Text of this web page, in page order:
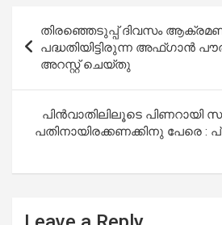
navigation
തിരഞ്ഞെടുപ്പ് ദിവസം
പദ്ധതിയിട്ടിരുന്ന അഫ്ഗാൻ
അറസ്റ്റ് ചെയ്തു
പിന്‍വാതിലിലൂടെ പിണറായി
പതിനായിരക്കണക്കിനു പേരെ :